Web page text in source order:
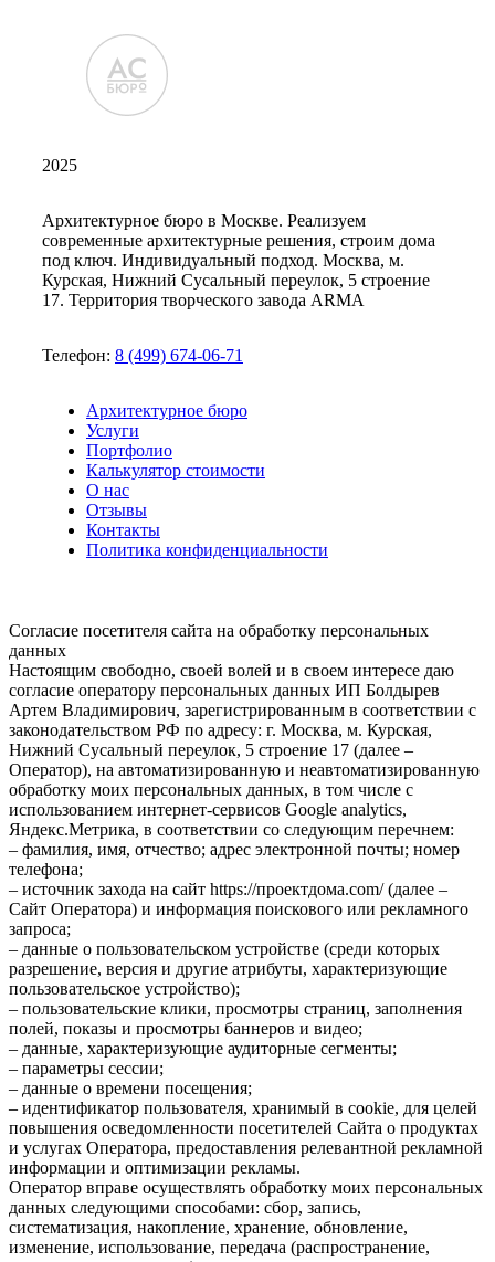
2025
Архитектурное бюро в Москве. Реализуем
современные архитектурные решения, строим дома
под ключ. Индивидуальный подход. Москва, м.
Курская, Нижний Сусальный переулок, 5 строение
17. Территория творческого завода ARMA
Телефон: 8 (499) 674-06-71
Архитектурное бюро
Услуги
Портфолио
Калькулятор стоимости
О нас
Отзывы
Контакты
Политика конфиденциальности
Согласие посетителя сайта на обработку персональных
данных
Настоящим свободно, своей волей и в своем интересе даю
согласие оператору персональных данных ИП Болдырев
Артем Владимирович, зарегистрированным в соответствии с
законодательством РФ по адресу: г. Москва, м. Курская,
Нижний Сусальный переулок, 5 строение 17 (далее –
Оператор), на автоматизированную и неавтоматизированную
обработку моих персональных данных, в том числе с
использованием интернет-сервисов Google analytics,
Яндекс.Метрика, в соответствии со следующим перечнем:
– фамилия, имя, отчество; адрес электронной почты; номер
телефона;
– источник захода на сайт https://проектдома.com/ (далее –
Сайт Оператора) и информация поискового или рекламного
запроса;
– данные о пользовательском устройстве (среди которых
разрешение, версия и другие атрибуты, характеризующие
пользовательское устройство);
– пользовательские клики, просмотры страниц, заполнения
полей, показы и просмотры баннеров и видео;
– данные, характеризующие аудиторные сегменты;
– параметры сессии;
– данные о времени посещения;
– идентификатор пользователя, хранимый в cookie, для целей
повышения осведомленности посетителей Сайта о продуктах
и услугах Оператора, предоставления релевантной рекламной
информации и оптимизации рекламы.
Оператор вправе осуществлять обработку моих персональных
данных следующими способами: сбор, запись,
систематизация, накопление, хранение, обновление,
изменение, использование, передача (распространение,